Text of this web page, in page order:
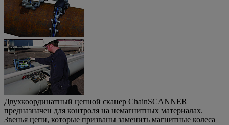
Двухкоординатный цепной сканер ChainSCANNER
предназначен для контроля на немагнитных материалах.
Звенья цепи, которые призваны заменить магнитные колеса